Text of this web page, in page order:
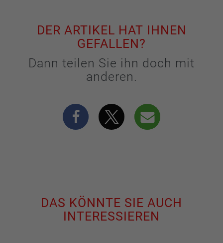
DER ARTIKEL HAT IHNEN
GEFALLEN?
Dann teilen Sie ihn doch mit
anderen.
DAS KÖNNTE SIE AUCH
INTERESSIEREN